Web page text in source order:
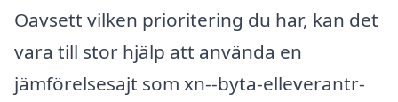
Oavsett vilken prioritering du har, kan det
vara till stor hjälp att använda en
jämförelsesajt som xn--byta-elleverantr-